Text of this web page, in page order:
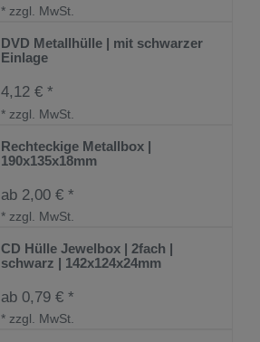
*zzgl. MwSt.
DVD Metallhülle | mit schwarzer
Einlage
4,12 € *
* zzgl. MwSt.
Rechteckige Metallbox |
190x135x18mm
ab 2,00 € *
* zzgl. MwSt.
CD Hülle Jewelbox | 2fach |
schwarz | 142x124x24mm
ab 0,79 € *
* zzgl. MwSt.